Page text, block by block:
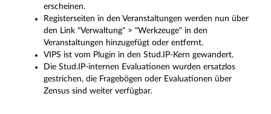
erscheinen.
Registerseiten in den Veranstaltungen werden nun über
den Link "Verwaltung" > "Werkzeuge" in den
Veranstaltungen hinzugefügt oder entfernt.
VIPS ist vom Plugin in den Stud.IP-Kern gewandert.
Die Stud.IP-internen Evaluationen wurden ersatzlos
gestrichen, die Fragebögen oder Evaluationen über
Zensus sind weiter verfügbar.